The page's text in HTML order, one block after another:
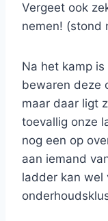
Vergeet ook
nemen! (stond
Na het kamp
bewaren deze
maar daar ligt
toevallig onze
nog een op
aan iemand
ladder kan wel